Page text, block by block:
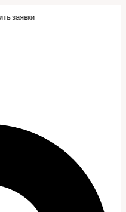
Нужны заявки для